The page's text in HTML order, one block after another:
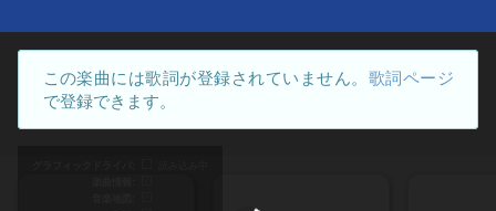
この楽曲には歌詞が登録されていません。 歌詞ページ
で登録できます。